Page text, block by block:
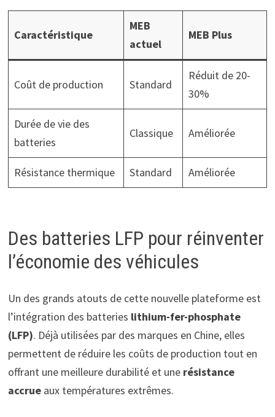
Caractéristique
MEB
actuel
MEB Plus
Coût de production Standard
Réduit de 20-
30%
Durée de vie des
batteries
Classique Améliorée
Résistance thermique Standard Améliorée
Des batteries LFP pour réinventer
l’économie des véhicules
Un des grands atouts de cette nouvelle plateforme est
l’intégration des batteries lithium-fer-phosphate
(LFP). Déjà utilisées par des marques en Chine, elles
permettent de réduire les coûts de production tout en
offrant une meilleure durabilité et une résistance
accrueaux températures extrêmes.